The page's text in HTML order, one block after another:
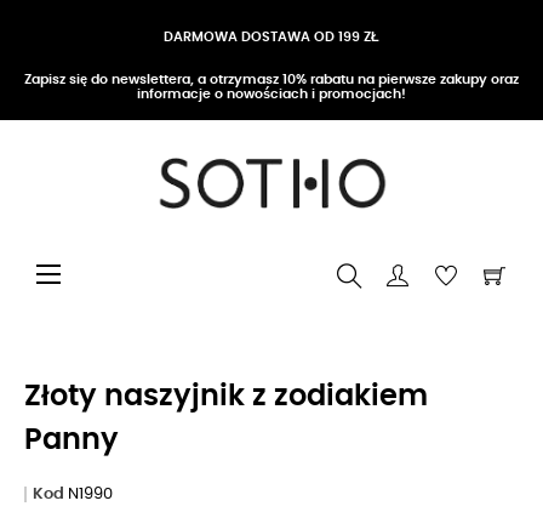
DARMOWA DOSTAWA OD 199 ZŁ
Zapisz się do newslettera, a otrzymasz 10% rabatu na pierwsze zakupy oraz
informacje o nowościach i promocjach!
Przełącz nawigację
☰
Złoty naszyjnik z zodiakiem
Panny
Kod N1990